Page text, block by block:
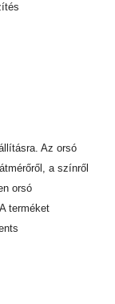
Az orsó
a színről
orsó
terméket